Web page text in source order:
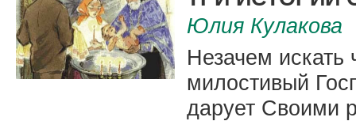
Юлия Кулакова
Незачем искать
милостивый
дарует Своими